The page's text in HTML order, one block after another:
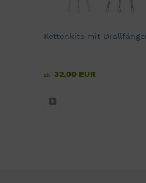
Kettenkits mit
ab 32,00 EUR